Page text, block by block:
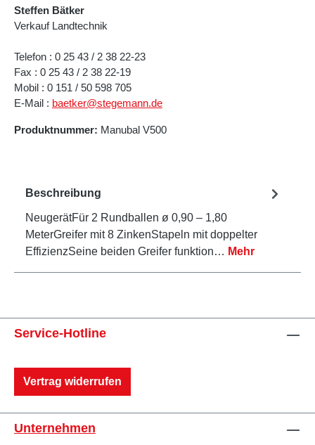
Steffen Bätker
Verkauf Landtechnik
Telefon : 0 25 43 / 2 38 22-23
Fax : 0 25 43 / 2 38 22-19
Mobil : 0 151 / 50 598 705
E-Mail : baetker@stegemann.de
Produktnummer: Manubal V500
Beschreibung
NeugerätFür 2 Rundballen ø 0,90 – 1,80
MeterGreifer mit 8 ZinkenStapeln mit doppelter
EffizienzSeine beiden Greifer funktion… Mehr
Service-Hotline
Vertrag widerrufen
Unternehmen